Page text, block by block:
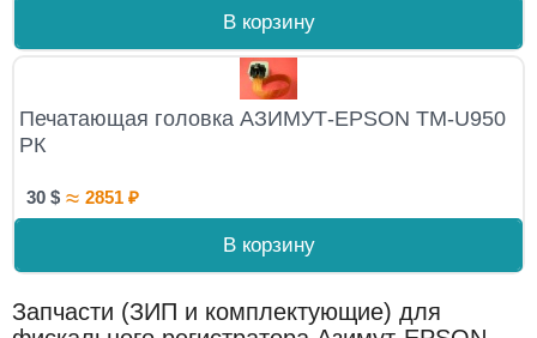
В корзину
Печатающая головка АЗИМУТ-EPSON TM-U950
РК
30 $ ≈ 2851 ₽
В корзину
Запчасти (ЗИП и комплектующие) для